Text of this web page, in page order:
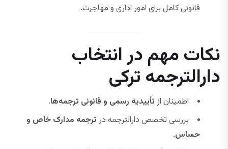
قانونی کامل برای امور اداری و مهاجرت.
نکات مهم در انتخاب
دارالترجمه ترکی
اطمینان از تأییدیه رسمی و قانونی ترجمه‌ها.
بررسی تخصص دارالترجمه در ترجمه مدارک خاص و
حساس.